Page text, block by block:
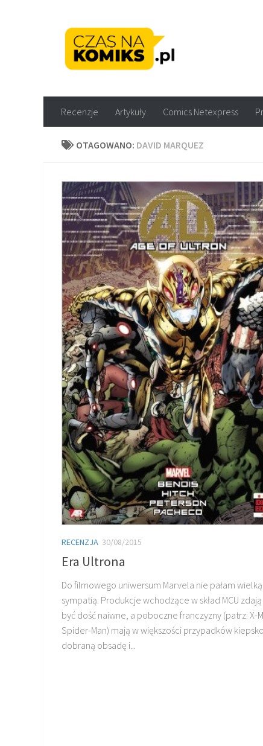
Recenzje Artykuły Comics Netexpress
OTAGOWANO: DAVID MARQUEZ
RECENZJA 30/08/2015
Era Ultrona
Do filmowego uniwersum Marvela nie pałam wielką
sympatią. Produkcje wchodzące w skład MCU zdają
być dość naiwne, a poboczne franczyzny (patrz: X-
Spider-Man) mają w większości przypadków kiepsko
dobraną obsadę i...